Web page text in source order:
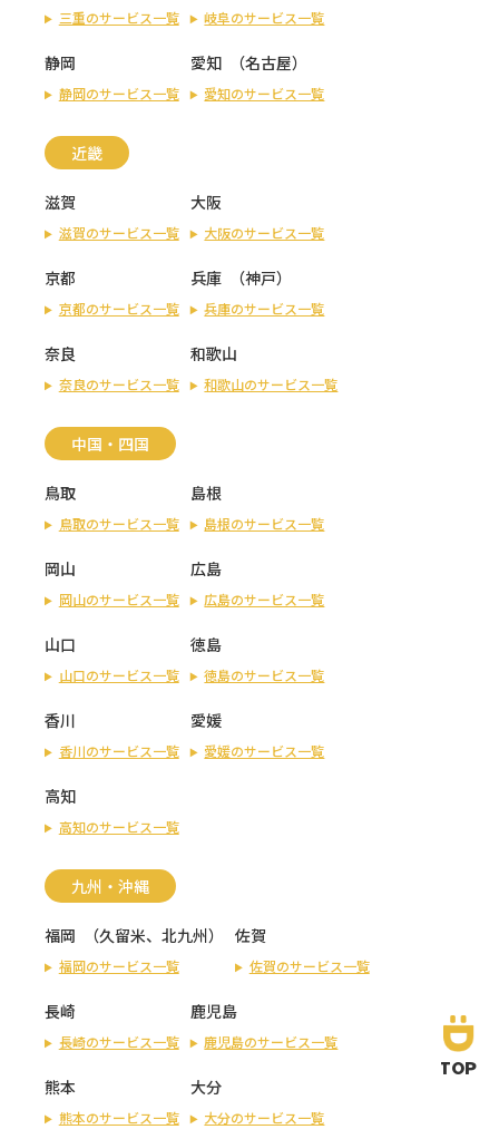
三重のサービス一覧 岐阜のサービス一覧
静岡
静岡のサービス一覧
愛知 （名古屋）
愛知のサービス一覧
近畿
滋賀
滋賀のサービス一覧
大阪
大阪のサービス一覧
京都
京都のサービス一覧
兵庫 （神戸）
兵庫のサービス一覧
奈良
奈良のサービス一覧
和歌山
和歌山のサービス一覧
中国・四国
鳥取
鳥取のサービス一覧
島根
島根のサービス一覧
岡山
岡山のサービス一覧
広島
広島のサービス一覧
山口
山口のサービス一覧
徳島
徳島のサービス一覧
香川
香川のサービス一覧
愛媛
愛媛のサービス一覧
高知
高知のサービス一覧
九州・沖縄
福岡 （久留米、 北九州）
福岡のサービス一覧
佐賀
佐賀のサービス一覧
長崎
長崎のサービス一覧
鹿児島
鹿児島のサービス一覧
熊本
熊本のサービス一覧
大分
大分のサービス一覧
TOP